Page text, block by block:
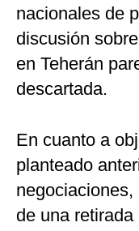
nacionales de
discusión
en Teherán
descartada.
En cuanto a
planteado
de una